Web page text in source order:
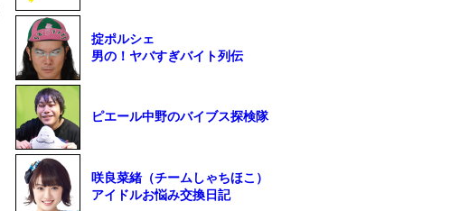
掟ポルシェ
男の！ヤバすぎバイト列伝
ピエール中野のバイブス探検隊
咲良菜緒（チームしゃちほこ）
アイドルお悩み交換日記